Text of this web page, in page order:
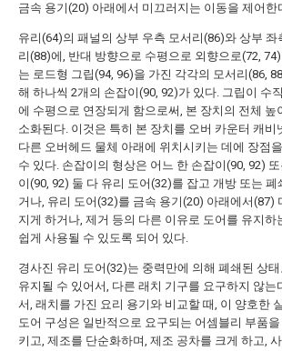
금속 용기(20) 아래에서 미끄러지는 이동을 제어한
유리(64)의 패널의 상부 우측 모서리(86)와 상부 좌
리(88)에, 반대 방향으로 수평으로 외향으로(72,
는 로드형 그립(94, 96)을 가진 각각의 모서리(86,
해 하나씩 2개의 손잡이(90, 92)가 있다. 그립이 수
에 수평으로 연장되게 함으로써, 본 장치의 전체 높
소화된다. 이것은 특히 본 장치를 오버 카운터 캐비
다른 오버헤드 물체 아래에 위치시키는 데에 장점
수 있다. 손잡이의 형상은 어느 한 손잡이(90, 92)
이(90, 92) 둘 다 유리 도어(32)를 잡고 개방 또는 폐
거나, 유리 도어(32)를 금속 용기(20) 아래에서(87)
지게 하거나, 제거 등의 다른 이유로 도어를 유지하
쉽게 사용될 수 있도록 되어 있다.
경사진 유리 도어(32)는 중력만에 의해 폐쇄된 상
유지될 수 있어서, 다른 래치 기구를 요구하지 않는
서, 래치를 가진 요리 용기와 비교할 때, 이 양호한
도어 구성은 일반적으로 요구되는 어셈블리 부품을
키고, 제조를 단순화하며, 제조 공차를 크게 하고,